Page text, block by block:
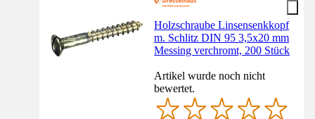
Holzschraube Linsensenkkopf
m. Schlitz DIN 95 3,5x20 mm
Messing verchromt, 200 Stück
Artikel wurde noch nicht
bewertet.